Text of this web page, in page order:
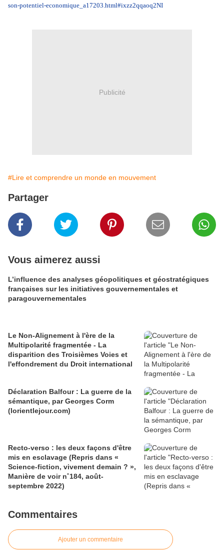
son-potentiel-economique_a17203.html#ixzz2qqaoq2NI
Publicité
#Lire et comprendre un monde en mouvement
Partager
Vous aimerez aussi
L’influence des analyses géopolitiques et géostratégiques
françaises sur les initiatives gouvernementales et
paragouvernementales
Le Non-Alignement à l'ère de la
Multipolarité fragmentée - La
disparition des Troisièmes Voies et
l'effondrement du Droit international
Déclaration Balfour : La guerre de la
sémantique, par Georges Corm
(lorientlejour.com)
Recto-verso : les deux façons d'être
mis en esclavage (Repris dans «
Science-fiction, vivement demain ? »,
Manière de voir n˚184, août-
septembre 2022)
Commentaires
Ajouter un commentaire